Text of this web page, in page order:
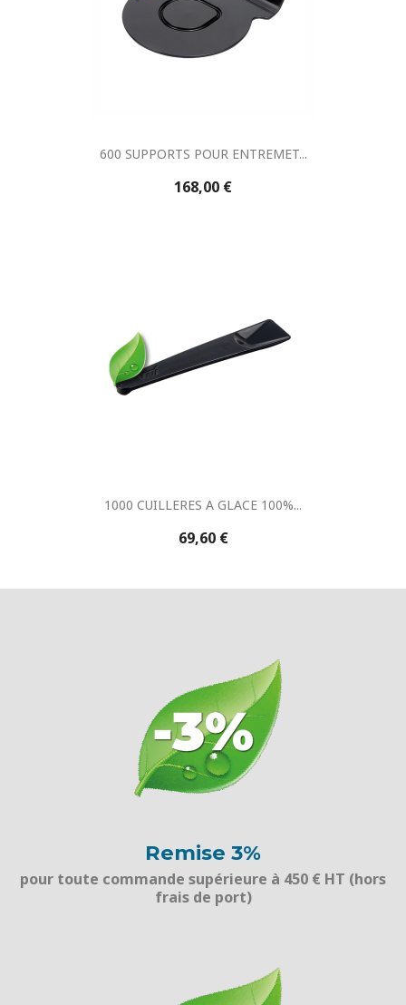
600 SUPPORTS POUR ENTREMET...
168,00 €
1000 CUILLERES A GLACE 100%...
69,60 €
Remise 3%
pour toute commande supérieure à 450 € HT (hors
frais de port)